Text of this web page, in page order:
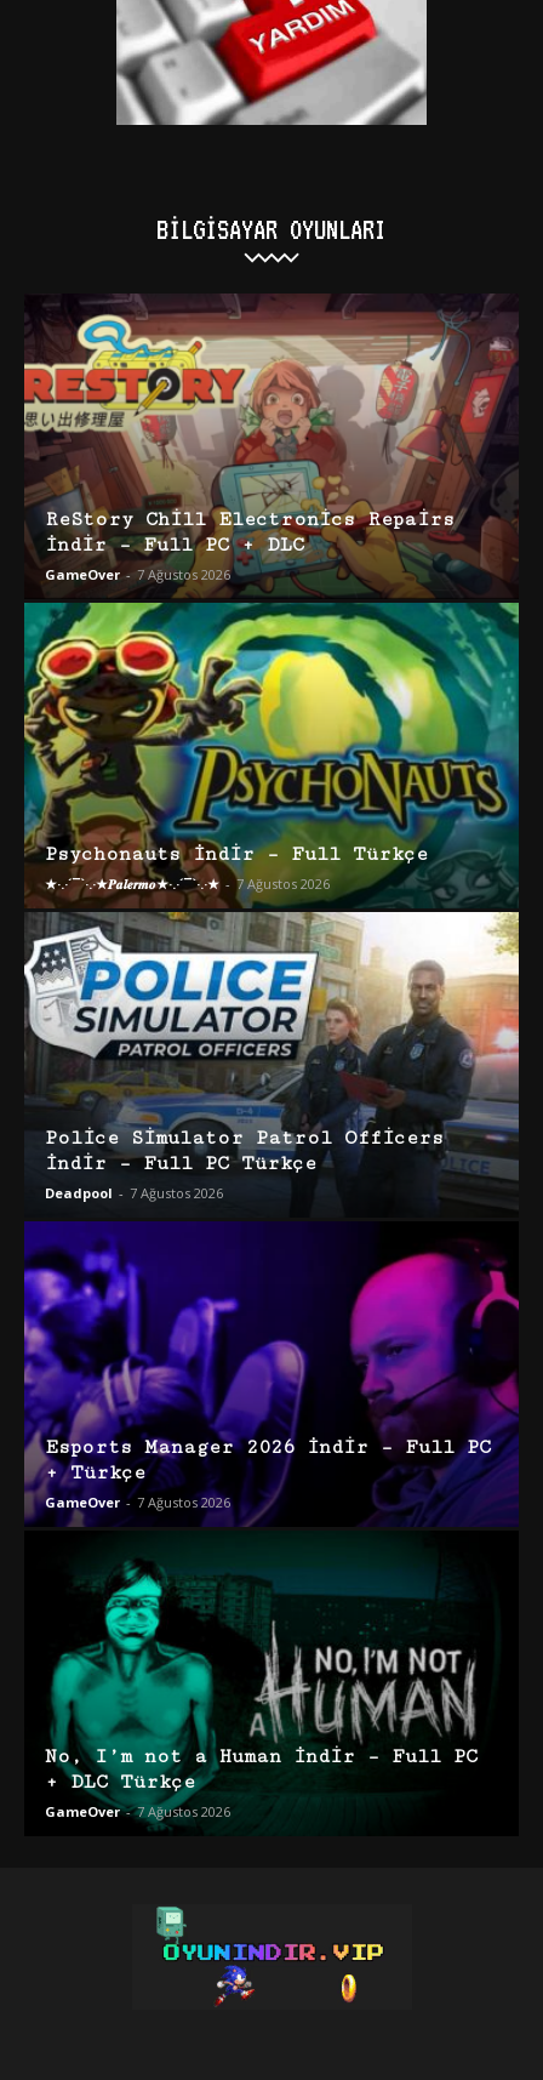
BILGISAYAR OYUNLARI
ReStory Chill Electronics Repairs
İndir – Full PC + DLC
GameOver - 7 Ağustos 2026
Psychonauts İndir – Full Türkçe
★·.·´¯`·.·★𝑷𝒂𝒍𝒆𝒓𝒎𝒐★·.·´¯`·.·★ - 7 Ağustos 2026
Police Simulator Patrol Officers
İndir – Full PC Türkçe
Deadpool - 7 Ağustos 2026
Esports Manager 2026 İndir – Full PC
+ Türkçe
GameOver - 7 Ağustos 2026
No, I’m not a Human İndir – Full PC
+ DLC Türkçe
GameOver - 7 Ağustos 2026